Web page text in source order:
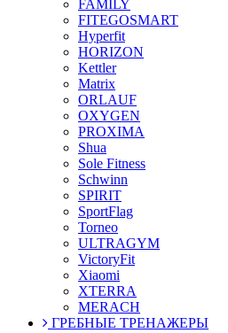
FAMILY
FITEGOSMART
Hyperfit
HORIZON
Kettler
Matrix
ORLAUF
OXYGEN
PROXIMA
Shua
Sole Fitness
Schwinn
SPIRIT
SportFlag
Torneo
ULTRAGYM
VictoryFit
Xiaomi
XTERRA
MERACH
ГРЕБНЫЕ ТРЕНАЖЕРЫ